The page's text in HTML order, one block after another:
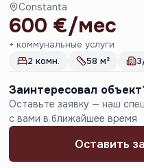
Constanta
600 €/мес
+ коммунальные услуги
2 комн.
58 м²
Заинтересовал
Оставьте заявку — наш
с вами в ближайшее время
Оставить